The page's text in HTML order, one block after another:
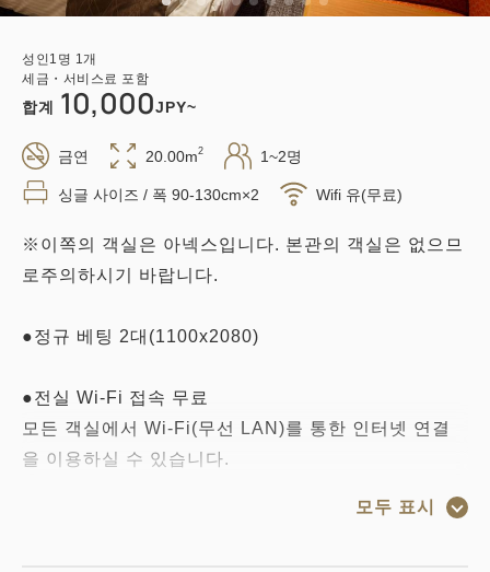
성인 1 명 1개
세금・서비스료 포함
합계 10,000JPY~
금연 20.00m2 1~2명
싱글 사이즈 / 폭 90-130cm×2 Wifi 유(무료)
※이쪽의 객실은 아넥스입니다. 본관의 객실은 없으므
로주의하시기 바랍니다.
●정규 베팅 2대(1100x2080)
●전실 Wi-Fi 접속 무료
모든 객실에서 Wi-Fi(무선 LAN)를 통한 인터넷 연결
을 이용하실 수 있습니다.
모두 표시